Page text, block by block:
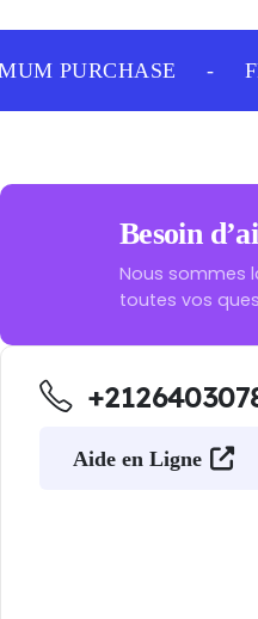
PURCHASE -
Besoin
Nous sommes
toutes vos
Aide en Ligne